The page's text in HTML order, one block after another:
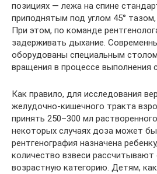
позициях — лежа на спине
приподнятым под углом 45°
При этом, по команде
задерживать дыхание.
оборудованы специальным
вращения в процессе выполнения
Как правило, для исследования
желудочно-кишечного тракта
принять 250–300 мл
некоторых случаях доза может
рентгенография назначена
количество взвеси рассчитывают
возрастную категорию. Детям,